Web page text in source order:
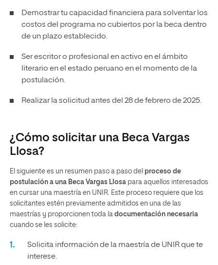
Demostrar tu capacidad financiera para solventar los
costos del programa no cubiertos por la beca dentro
de un plazo establecido.
Ser escritor o profesional en activo en el ámbito
literario en el estado peruano en el momento de la
postulación.
Realizar la solicitud antes del 28 de febrero de 2025.
¿Cómo solicitar una Beca Vargas
Llosa?
El siguiente es un resumen paso a paso del proceso de
postulación a una Beca Vargas Llosa para aquellos interesados
en cursar una maestría en UNIR. Este proceso requiere que los
solicitantes estén previamente admitidos en una de las
maestrías y proporcionen toda la documentación necesaria
cuando se les solicite:
Solicita información de la maestría de UNIR que te
interese.